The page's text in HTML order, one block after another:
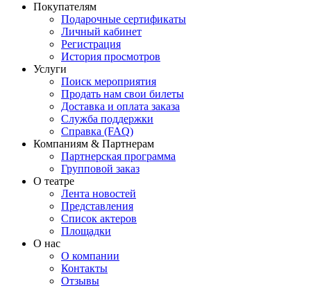
Покупателям
Подарочные сертификаты
Личный кабинет
Регистрация
История просмотров
Услуги
Поиск мероприятия
Продать нам свои билеты
Доставка и оплата заказа
Служба поддержки
Справка (FAQ)
Компаниям & Партнерам
Партнерская программа
Групповой заказ
О театре
Лента новостей
Представления
Список актеров
Площадки
О нас
О компании
Контакты
Отзывы